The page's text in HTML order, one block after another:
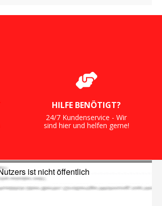
HILFE BENÖTIGT?
24/7 Kundenservice - Wir
sind hier und helfen gerne!